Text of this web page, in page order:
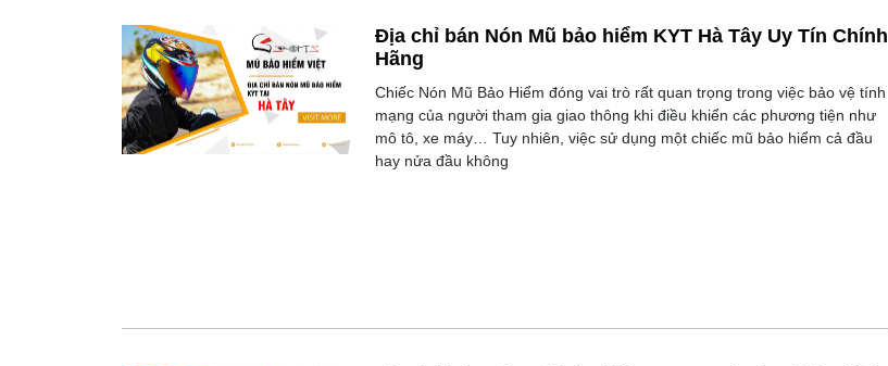
Địa chỉ bán Nón Mũ bảo hiểm KYT Hà Tây Uy Tín Chính
Hãng
Chiếc Nón Mũ Bảo Hiểm đóng vai trò rất quan trọng trong việc bảo vệ tính
mạng của người tham gia giao thông khi điều khiển các phương tiện như
mô tô, xe máy… Tuy nhiên, việc sử dụng một chiếc mũ bảo hiểm cả đầu
hay nửa đầu không